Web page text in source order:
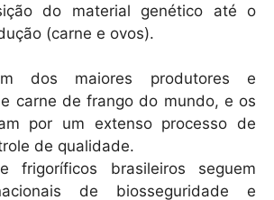
do material genético até o
(carne e ovos).
dos maiores produtores e
carne de frango do mundo, e os
por um extenso processo de
de qualidade.
frigoríficos brasileiros seguem
de biosseguridade e